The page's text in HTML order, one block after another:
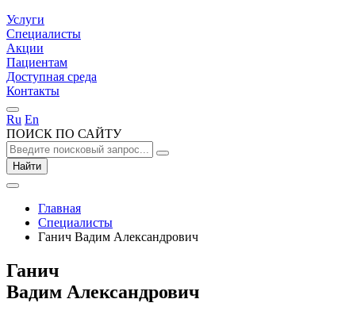
Услуги
Специалисты
Акции
Пациентам
Доступная среда
Контакты
Ru En
ПОИСК ПО САЙТУ
Найти
Главная
Специалисты
Ганич Вадим Александрович
Ганич
Вадим Александрович